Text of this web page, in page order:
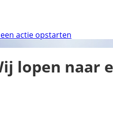
actie opstarten
lopen naar